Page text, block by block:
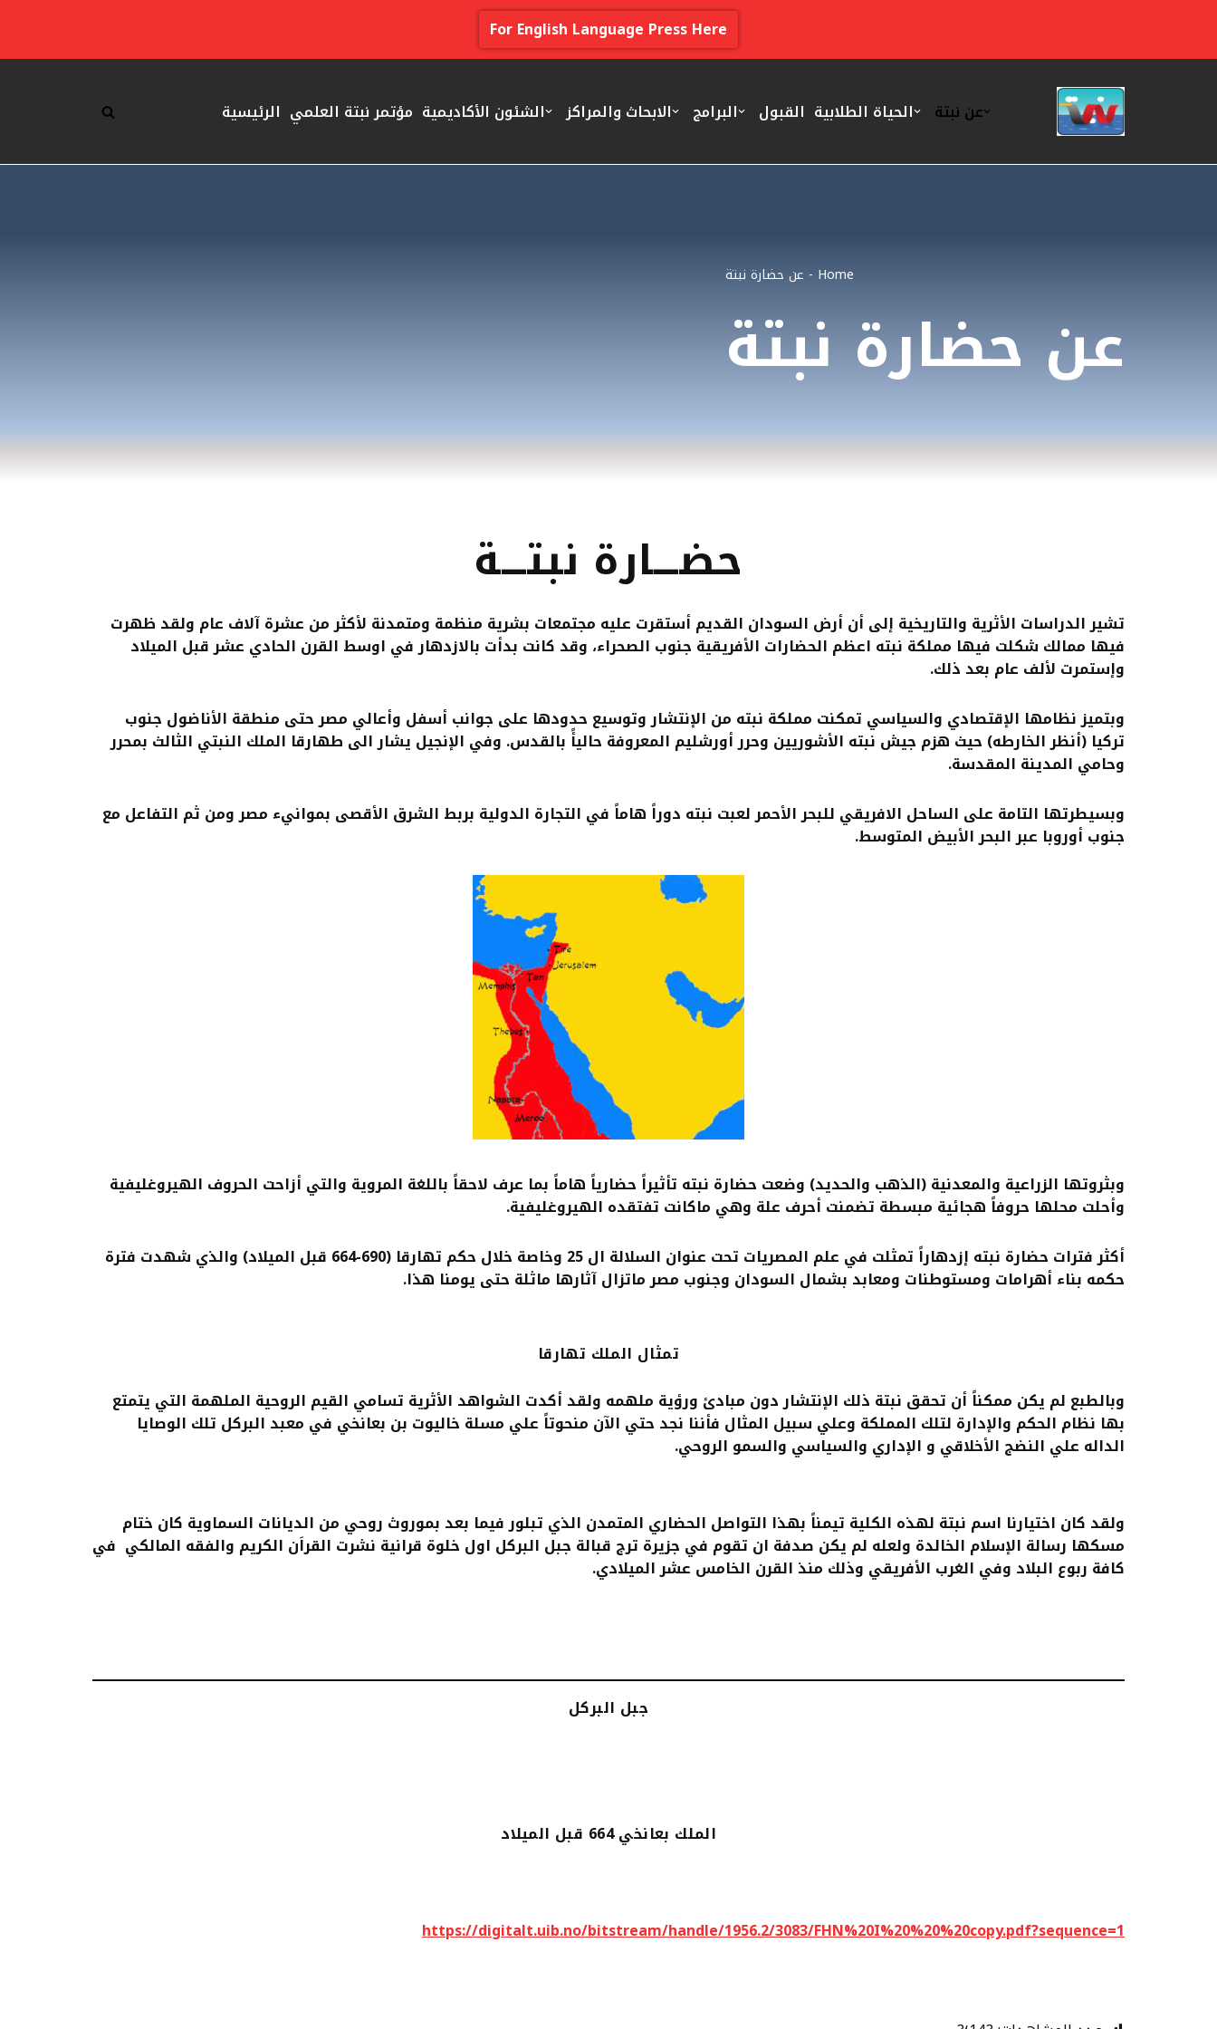
For English Language Press Here
عن نبتة الحياة الطلابية القبول البرامج الابحاث والمراكز الشئون الأكاديمية مؤتمر نبتة العلمي الرئيسية
Home
- عن حضارة نبتة
عن حضارة نبتة
حضـــارة نبتـــة
تشير الدراسات الأثرية والتاريخية إلى أن أرض السودان القديم أستقرت عليه مجتمعات بشرية منظمة ومتمدنة لأكثر من عشرة آلاف عام ولقد ظهرت
فيها ممالك شكلت فيها مملكة نبته اعظم الحضارات الأفريقية جنوب الصحراء، وقد كانت بدأت بالازدهار في اوسط القرن الحادي عشر قبل الميلاد
وإستمرت لألف عام بعد ذلك.
وبتميز نظامها الإقتصادي والسياسي تمكنت مملكة نبته من الإنتشار وتوسيع حدودها على جوانب أسفل وأعالي مصر حتى منطقة الأناضول جنوب
تركيا (أنظر الخارطه) حيث هزم جيش نبته الأشوريين وحرر أورشليم المعروفة حاليأً بالقدس. وفي الإنجيل يشار الى طهارقا الملك النبتي الثالث بمحرر
وحامي المدينة المقدسة.
وبسيطرتها التامة على الساحل الافريقي للبحر الأحمر لعبت نبته دوراً هاماً في التجارة الدولية بربط الشرق الأقصى بموانيء مصر ومن ثم التفاعل مع
جنوب أوروبا عبر البحر الأبيض المتوسط.
وبثروتها الزراعية والمعدنية (الذهب والحديد) وضعت حضارة نبته تأثيراً حضارياً هاماً بما عرف لاحقاً باللغة المروية والتي أزاحت الحروف الهيروغليفية
وأحلت محلها حروفاً هجائية مبسطة تضمنت أحرف علة وهي ماكانت تفتقده الهيروغليفية.
أكثر فترات حضارة نبته إزدهاراً تمثلت في علم المصريات تحت عنوان السلالة ال 25 وخاصة خلال حكم تهارقا (690-664 قبل الميلاد) والذي شهدت فترة
حكمه بناء أهرامات ومستوطنات ومعابد بشمال السودان وجنوب مصر ماتزال آثارها ماثلة حتى يومنا هذا.
تمثال الملك تهارقا
وبالطبع لم يكن ممكناً أن تحقق نبتة ذلك الإنتشار دون مبادئ ورؤية ملهمه ولقد أكدت الشواهد الأثرية تسامي القيم الروحية الملهمة التي يتمتع
بها نظام الحكم والإدارة لتلك المملكة وعلي سبيل المثال فأننا نجد حتي الآن منحوتاً علي مسلة خاليوت بن بعانخي في معبد البركل تلك الوصايا
الداله علي النضج الأخلاقي و الإداري والسياسي والسمو الروحي.
ولقد كان اختيارنا اسم نبتة لهذه الكلية تيمناً بهذا التواصل الحضاري المتمدن الذي تبلور فيما بعد بموروث روحي من الديانات السماوية كان ختام
مسكها رسالة الإسلام الخالدة ولعله لم يكن صدفة ان تقوم في جزيرة ترج قبالة جبل البركل اول خلوة قرانية نشرت القراَن الكريم والفقه المالكي في
كافة ربوع البلاد وفي الغرب الأفريقي وذلك منذ القرن الخامس عشر الميلادي.
جبل البركل
الملك بعانخي 664 قبل الميلاد
https://digitalt.uib.no/bitstream/handle/1956.2/3083/FHN%20I%20%20%20copy.pdf?sequence=1